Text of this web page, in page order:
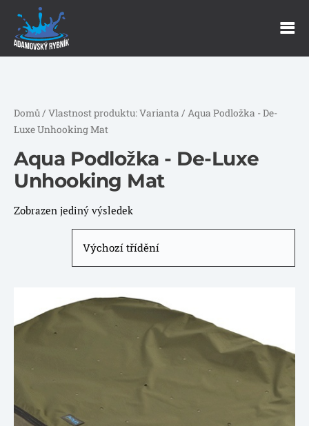
Domů/ Vlastnost produktu: Varianta / Aqua Podložka - De-
Luxe Unhooking Mat
Aqua Podložka - De-Luxe
Unhooking Mat
Zobrazen jediný výsledek